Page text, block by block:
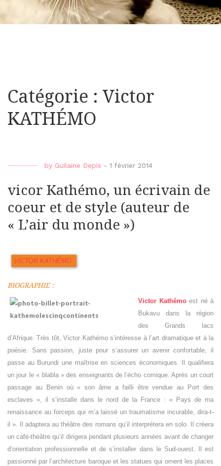
Catégorie : Victor
KATHÉMO
by Guilaine Depis - 1 février 2014
vicor Kathémo, un écrivain de
coeur et de style (auteur de
« L’air du monde »)
VICTOR KATHÉMO
BIOGRAPHIE :
Victor Kathémoest né à
Bukavu dans la région
des Grands lacs
d’Afrique. Très tôt, Victor Kathémo s’intéresse à l’art dramatique et à la
poésie. Sans passion, juste pour s’assurer un avenir confortable, il
passe au Burundi une maîtrise en sciences économiques. Il qualifiera
un jour le « blabla » des enseignants de l’écho comique. Après un court
passage au Benin où « son âme a failli être vendue au Port des
esclaves », il s’installe dans le nord de la France : « Pays de ma
renaissance au forceps qui m’a laissé un traumatisme incurable, dira-t-
il ». Il adaptera au théâtre des romans qu’il interprétera en solo. Il créera
un café-théâtre qu’il dirigera pendant plusieurs années avant de changer
d’orientation professionnelle et de s’installer dans le Sud-ouest. Il est
passionné par l’architecture baroque et les statues qui ornent les places